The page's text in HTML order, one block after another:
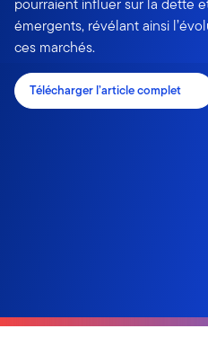
émergents, révélant ainsi
ces marchés.
Télécharger l’article complet